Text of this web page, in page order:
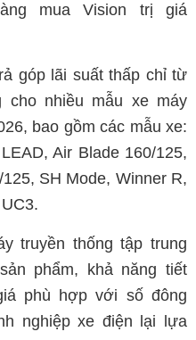
mua Vision trị giá
góp lãi suất thấp chỉ từ
cho nhiều mẫu xe máy
bao gồm các mẫu xe:
Air Blade 160/125,
SH Mode, Winner R,
truyền thống tập trung
phẩm, khả năng tiết
phù hợp với số đông
nghiệp xe điện lại lựa